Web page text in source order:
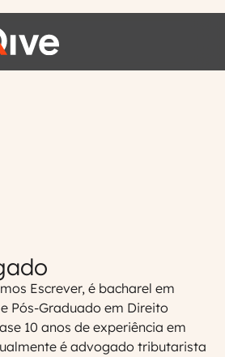
Escrever, é bacharel em
Pós-Graduado em Direito
10 anos de experiência em
é advogado tributarista